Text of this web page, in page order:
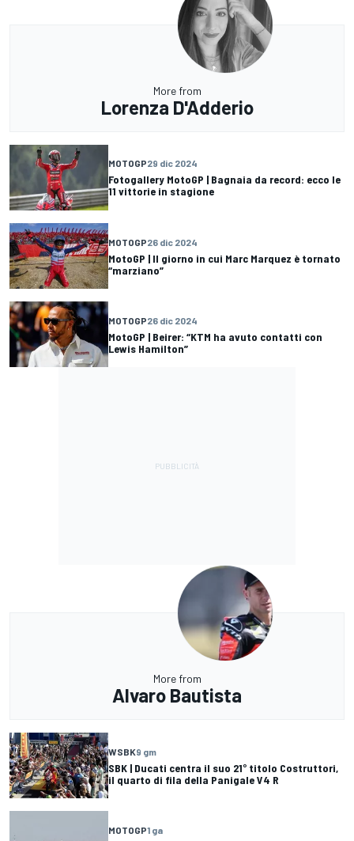
More from
Lorenza D'Adderio
MOTOGP29 dic 2024
Fotogallery MotoGP | Bagnaia da record: ecco le
11 vittorie in stagione
MOTOGP26 dic 2024
MotoGP | Il giorno in cui Marc Marquez è tornato
“marziano”
MOTOGP26 dic 2024
MotoGP | Beirer: “KTM ha avuto contatti con
Lewis Hamilton”
More from
Alvaro Bautista
WSBK9 gm
SBK | Ducati centra il suo 21° titolo Costruttori,
il quarto di fila della Panigale V4 R
MOTOGP1 ga